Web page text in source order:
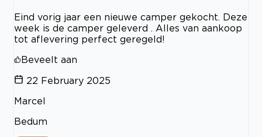
Eind vorig jaar een nieuwe camper gekocht. Deze
week is de camper geleverd . Alles van aankoop
tot aflevering perfect geregeld!
Beveelt aan
22 February 2025
Marcel
Bedum